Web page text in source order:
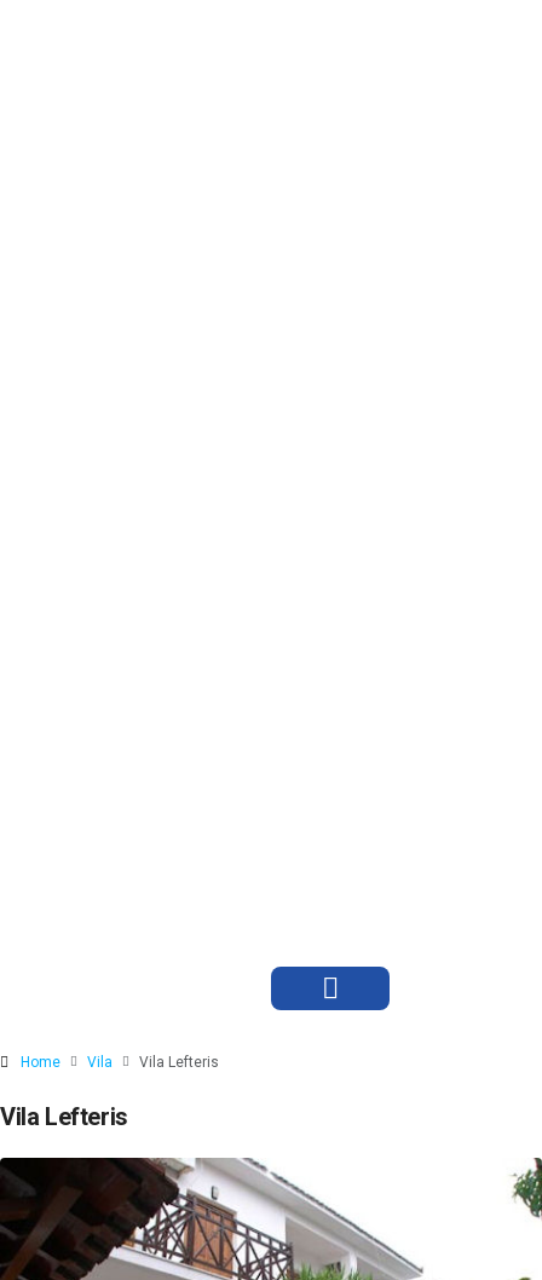
Home Vila Vila Lefteris
Vila Lefteris